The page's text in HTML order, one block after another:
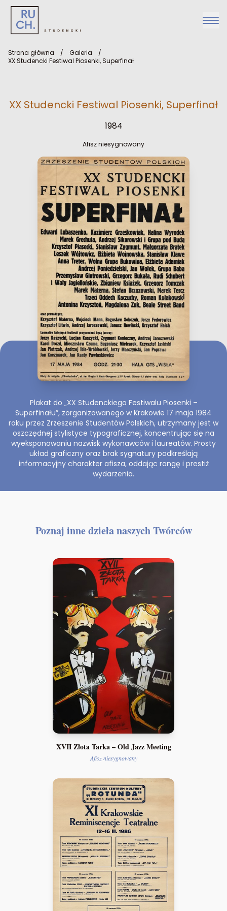
Strona główna / Galeria
/
XX Studencki Festiwal Piosenki, Superfinał
XX Studencki Festiwal Piosenki, Superfinał
1984
Afisz niesygnowany
Plakat do „XX Studenckiego Festiwalu Piosenki –
Superfinału”, zorganizowanego w Krakowie 17 maja 1984
roku przez Zrzeszenie Studentów Polskich, utrzymany jest w
oszczędnej stylistyce typograficznej, koncentrując się na
wyeksponowaniu nazwisk wykonawców i laureatów. Prosty
układ graficzny oraz brak sygnatury podkreślają
informacyjny charakter afisza, oddając rangę i prestiż
wydarzenia.
Poznaj inne dzieła naszych Twórców
XVII Złota Tarka – Old Jazz Meeting
Afisz niesygnowany